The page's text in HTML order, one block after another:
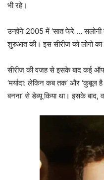
भी रहे।
उन्होंने 2005 में ‘सात फेरे … सलोनी
शुरुआत की। इस सीरीज को लोगो का
सीरीज की वजह से इसके बाद कई
‘मर्यादा: लेकिन कब तक’ और ‘कुबूल
बनना’ से डेब्यू किया था। इसके बाद,